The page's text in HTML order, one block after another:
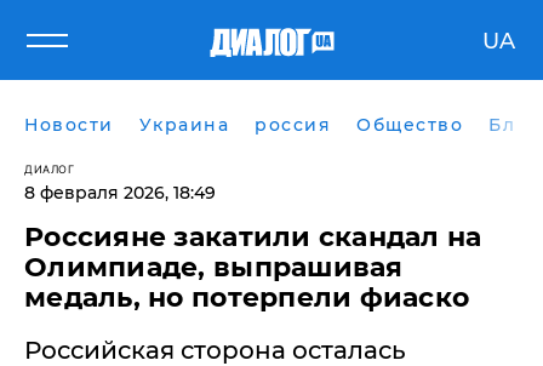
UA
Новости Украина россия Общество
ДИАЛОГ
8 февраля 2026, 18:49
Россияне закатили скандал на
Олимпиаде, выпрашивая
медаль, но потерпели фиаско
Российская сторона осталась